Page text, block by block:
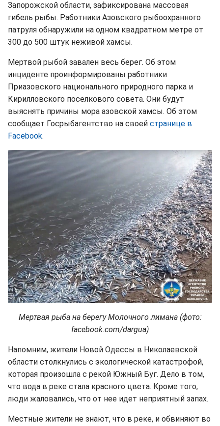
Запорожской области, зафиксирована массовая
гибель рыбы. Работники Азовского рыбоохранного
патруля обнаружили на одном квадратном метре от
300 до 500 штук неживой хамсы.
Мертвой рыбой завален весь берег. Об этом
инциденте проинформированы работники
Приазовского национального природного парка и
Кирилловского поселкового совета. Они будут
выяснять причины мора азовской хамсы. Об этом
сообщает Госрыбагентство на своей странице в
Facebook.
Мертвая рыба на берегу Молочного лимана (фото:
facebook.com/dargua)
Напомним, жители Новой Одессы в Николаевской
области столкнулись с экологической катастрофой,
которая произошла с рекой Южный Буг. Дело в том,
что вода в реке стала красного цвета. Кроме того,
люди жаловались, что от нее идет неприятный запах.
Местные жители не знают, что в реке, и обвиняют во